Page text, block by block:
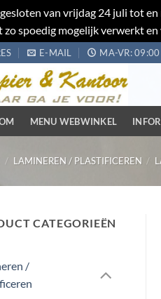
van vrijdag 24 juli tot
spoedig mogelijk verwerkt
E-MAIL MA-VR:
MENU WEBWINKEL
/ LAMINEREN / PLASTIFICEREN /
CATEGORIEËN
/